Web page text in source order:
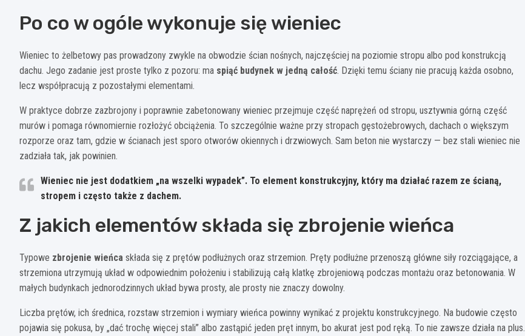
Po co w ogóle wykonuje się wieniec
Wieniec to żelbetowy pas prowadzony zwykle na obwodzie ścian nośnych, najczęściej na poziomie stropu albo pod konstrukcją
dachu. Jego zadanie jest proste tylko z pozoru: ma spiąć budynek w jedną całość. Dzięki temu ściany nie pracują każda osobno,
lecz współpracują z pozostałymi elementami.
W praktyce dobrze zazbrojony i poprawnie zabetonowany wieniec przejmuje część naprężeń od stropu, usztywnia górną część
murów i pomaga równomiernie rozłożyć obciążenia. To szczególnie ważne przy stropach gęstożebrowych, dachach o większym
rozporze oraz tam, gdzie w ścianach jest sporo otworów okiennych i drzwiowych. Sam beton nie wystarczy — bez stali wieniec nie
zadziała tak, jak powinien.
Wieniec nie jest dodatkiem „na wszelki wypadek”. To element konstrukcyjny, który ma działać razem ze ścianą,
stropem i często także z dachem.
Z jakich elementów składa się zbrojenie wieńca
Typowe zbrojenie wieńca składa się z prętów podłużnych oraz strzemion. Pręty podłużne przenoszą główne siły rozciągające, a
strzemiona utrzymują układ w odpowiednim położeniu i stabilizują całą klatkę zbrojeniową podczas montażu oraz betonowania. W
małych budynkach jednorodzinnych układ bywa prosty, ale prosty nie znaczy dowolny.
Liczba prętów, ich średnica, rozstaw strzemion i wymiary wieńca powinny wynikać z projektu konstrukcyjnego. Na budowie często
pojawia się pokusa, by „dać trochę więcej stali” albo zastąpić jeden pręt innym, bo akurat jest pod ręką. To nie zawsze działa na plus.